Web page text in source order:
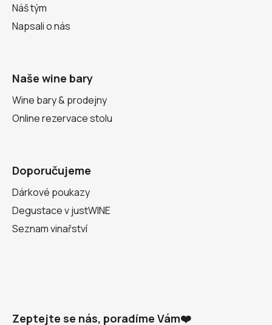
Náš tým
Napsali o nás
Naše wine bary
Wine bary & prodejny
Online rezervace stolu
Doporučujeme
Dárkové poukazy
Degustace v justWINE
Seznam vinařství
Zeptejte se nás, poradíme Vám❤️